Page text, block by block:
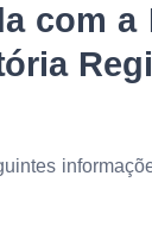
com a